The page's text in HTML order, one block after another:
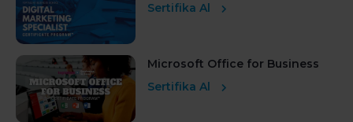
Sertifika Al
Microsoft Office for Business
Sertifika Al